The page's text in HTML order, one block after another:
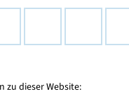
zu dieser Website: